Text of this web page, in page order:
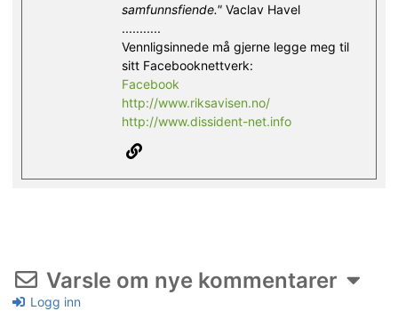
samfunnsfiende." Vaclav Havel
...........
Vennligsinnede må gjerne legge meg til
sitt Facebooknettverk:
Facebook
http://www.riksavisen.no/
http://www.dissident-net.info
Varsle om nye kommentarer
Logg inn